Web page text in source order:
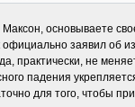
основываете
заявил об
практически, не
падения
для того, чтобы